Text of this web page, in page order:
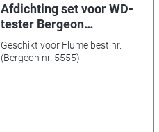
Afdichting set voor WD-
tester Bergeon
standaard
Geschikt voor Flume best.nr.
(Bergeon nr. 5555)